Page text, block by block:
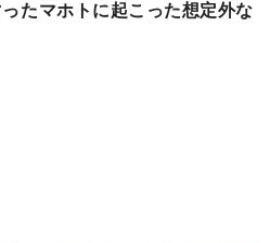
たマホトに起こった想定外な